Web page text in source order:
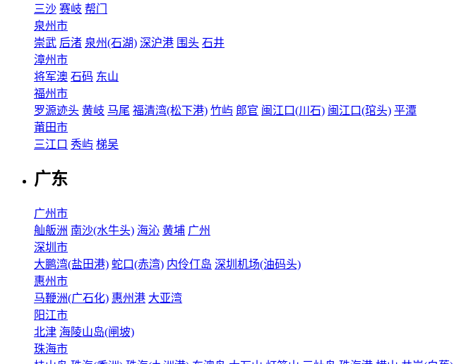
三沙 赛岐 帮门
泉州市
崇武 后渚 泉州(石湖) 深沪港 围头 石井
漳州市
将军澳 石码 东山
福州市
罗源迹头 黄岐 马尾 福清湾(松下港) 竹屿 郎官 闽江口(川石) 闽江口(琯头) 平潭
莆田市
三江口 秀屿 梯吴
广东
广州市
舢舨洲 南沙(水牛头) 海沁 黄埔 广州
深圳市
大鹏湾(盐田港) 蛇口(赤湾) 内伶仃岛 深圳机场(油码头)
惠州市
马鞭洲(广石化) 惠州港 大亚湾
阳江市
北津 海陵山岛(闸坡)
珠海市